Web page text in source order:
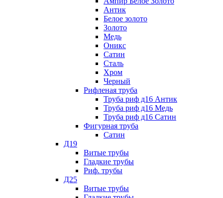
Антик
Белое золото
Золото
Медь
Оникс
Сатин
Сталь
Хром
Черный
Рифленая труба
Труба риф д16 Антик
Труба риф д16 Медь
Труба риф д16 Сатин
Фигурная труба
Сатин
Д19
Витые трубы
Гладкие трубы
Риф. трубы
Д25
Витые трубы